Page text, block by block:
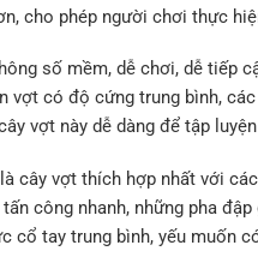
cho phép người chơi thực
số mềm, dễ chơi, dễ tiếp
vợt có độ cứng trung bình,
vợt này dễ dàng để tập
cây vợt thích hợp nhất với
công nhanh, những pha
tay trung bình, yếu muốn